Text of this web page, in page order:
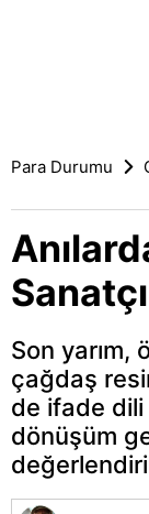
Para Durumu
Son yarım,
çağdaş
de ifade dili
dönüşüm